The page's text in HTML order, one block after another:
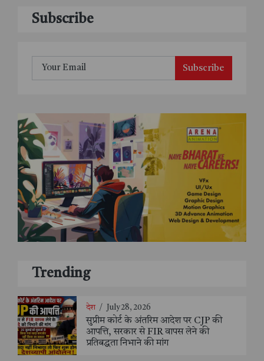
Subscribe
Subscribe
Trending
देश / July 28, 2026
सुप्रीम कोर्ट के अंतरिम आदेश पर CJP की
आपत्ति, सरकार से FIR वापस लेने की
प्रतिबद्धता निभाने की मांग